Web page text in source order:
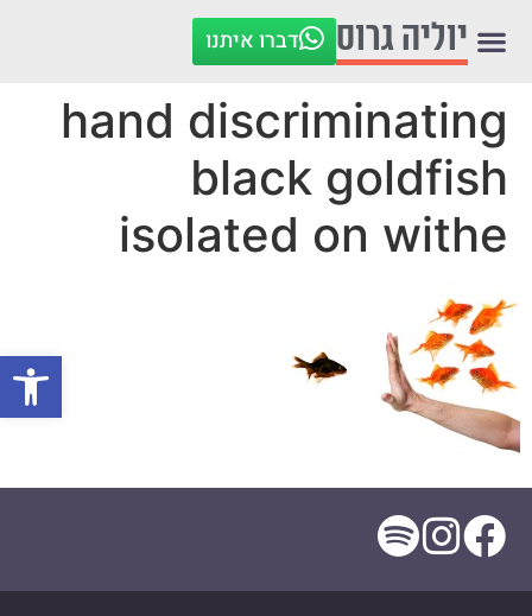
פתח
יוליה גרוס דברו איתנו
hand discriminating
black goldfish
isolated on withe